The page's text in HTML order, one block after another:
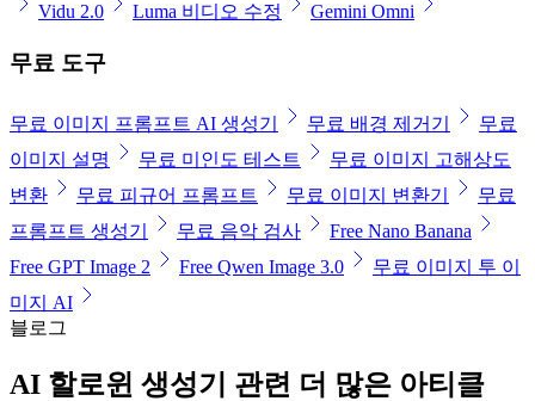
Vidu 2.0
Luma 비디오 수정 Gemini Omni
무료 도구
무료 이미지 프롬프트 AI 생성기 무료 배경 제거기
무료
이미지 설명
무료 미인도 테스트
무료 이미지 고해상도
변환
무료 피규어 프롬프트 무료 이미지 변환기
무료
프롬프트 생성기
무료 음악 검사
Free Nano Banana
Free GPT Image 2
Free Qwen Image 3.0
무료 이미지 투 이
미지 AI
블로그
AI 할로윈 생성기 관련 더 많은 아티클